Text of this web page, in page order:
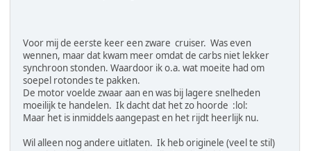
Voor mij de eerste keer een zware cruiser. Was even
wennen, maar dat kwam meer omdat de carbs niet lekker
synchroon stonden. Waardoor ik o.a. wat moeite had om
soepel rotondes te pakken.
De motor voelde zwaar aan en was bij lagere snelheden
moeilijk te handelen. Ik dacht dat het zo hoorde :lol:
Maar het is inmiddels aangepast en het rijdt heerlijk nu.
Wil alleen nog andere uitlaten. Ik heb originele (veel te stil)